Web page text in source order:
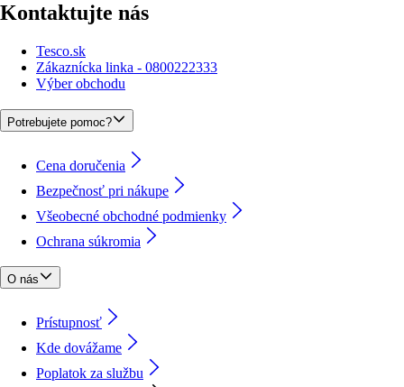
Kontaktujte nás
Tesco.sk
Zákaznícka linka - 0800222333
Výber obchodu
Potrebujete pomoc?
Cena doručenia
Bezpečnosť pri nákupe
Všeobecné obchodné podmienky
Ochrana súkromia
O nás
Prístupnosť
Kde dovážame
Poplatok za službu